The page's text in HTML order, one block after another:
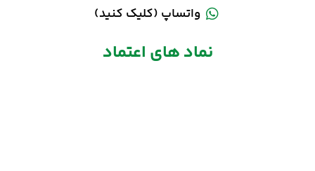
واتساپ (کلیک کنید)
نماد های اعتماد